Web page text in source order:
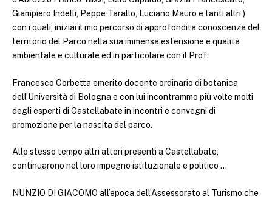
Giampiero Indelli, Peppe Tarallo, Luciano Mauro e tanti altri )
con i quali, iniziai il mio percorso di approfondita conoscenza del
territorio del Parco nella sua immensa estensione e qualità
ambientale e culturale ed in particolare con il Prof.
Francesco Corbetta emerito docente ordinario di botanica
dell’Università di Bologna e con lui incontrammo più volte molti
degli esperti di Castellabate in incontri e convegni di
promozione per la nascita del parco.
Allo stesso tempo altri attori presenti a Castellabate,
continuarono nel loro impegno istituzionale e politico …
NUNZIO DI GIACOMO all’epoca dell’Assessorato al Turismo che